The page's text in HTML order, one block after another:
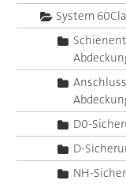
System
D0-
D-
NH-